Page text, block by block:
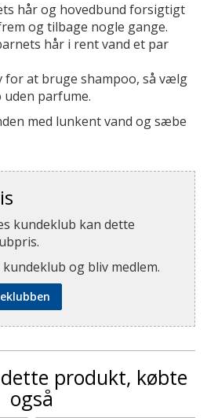
hår og hovedbund forsigtigt
og tilbage nogle gange.
hår i rent vand et par
for at bruge shampoo, så vælg
parfume.
med lunkent vand og sæbe
kundeklub kan dette
og bliv medlem.
produkt, købte
også